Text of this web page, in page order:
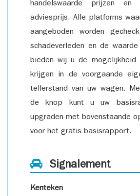
handelswaarde prijzen en
adviesprijs. Alle platforms
aangeboden worden
schadeverleden en de
bieden wij u de mogelijkheid
krijgen in de voorgaande
tellerstand van uw wagen.
de knop kunt u uw
upgraden met bovenstaande
voor het gratis basisrapport.
Signalement
Kenteken